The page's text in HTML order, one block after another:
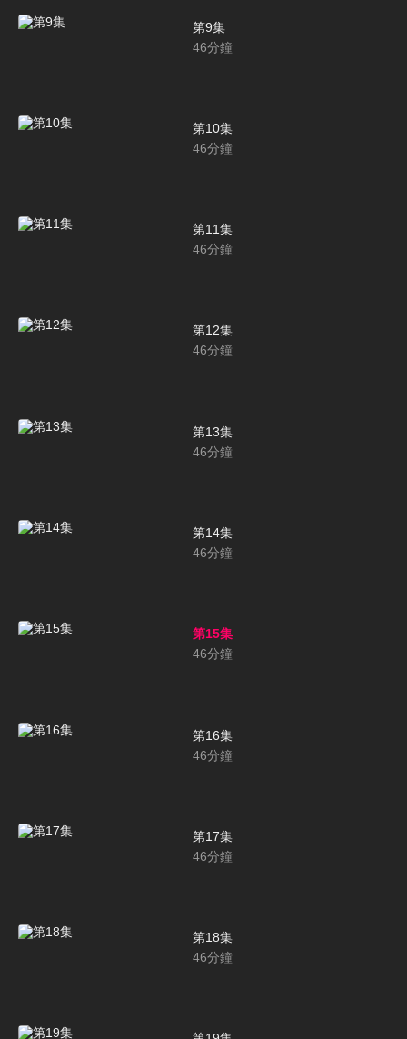
第9集
46分鐘
第10集
46分鐘
第11集
46分鐘
第12集
46分鐘
第13集
46分鐘
第14集
46分鐘
第15集
46分鐘
第16集
46分鐘
第17集
46分鐘
第18集
46分鐘